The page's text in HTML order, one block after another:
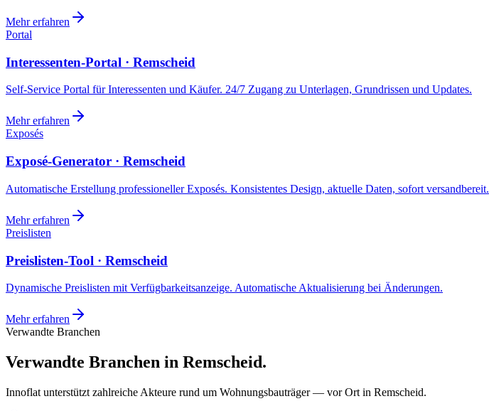
Mehr erfahren
Portal
Interessenten-Portal · Remscheid
Self-Service Portal für Interessenten und Käufer. 24/7 Zugang zu Unterlagen, Grundrissen und Updates.
Mehr erfahren
Exposés
Exposé-Generator · Remscheid
Automatische Erstellung professioneller Exposés. Konsistentes Design, aktuelle Daten, sofort versandbereit.
Mehr erfahren
Preislisten
Preislisten-Tool · Remscheid
Dynamische Preislisten mit Verfügbarkeitsanzeige. Automatische Aktualisierung bei Änderungen.
Mehr erfahren
Verwandte Branchen
Verwandte Branchen in Remscheid.
Innoflat unterstützt zahlreiche Akteure rund um Wohnungsbauträger — vor Ort in Remscheid.